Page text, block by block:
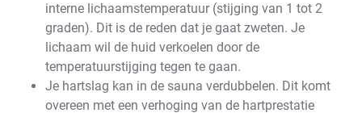
interne lichaamstemperatuur (stijging van 1 tot 2
graden). Dit is de reden dat je gaat zweten. Je
lichaam wil de huid verkoelen door de
temperatuurstijging tegen te gaan.
Je hartslag kan in de sauna verdubbelen. Dit komt
overeen met een verhoging van de hartprestatie